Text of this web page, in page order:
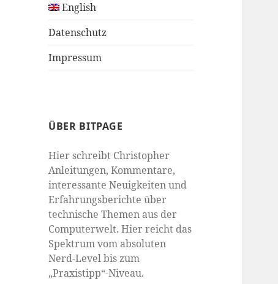
English
Datenschutz
Impressum
ÜBER BITPAGE
Hier schreibt Christopher
Anleitungen, Kommentare,
interessante Neuigkeiten und
Erfahrungsberichte über
technische Themen aus der
Computerwelt. Hier reicht das
Spektrum vom absoluten
Nerd-Level bis zum
„Praxistipp“-Niveau.